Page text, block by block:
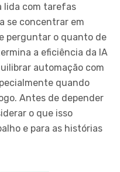
lida com tarefas
se concentrar em
perguntar o quanto de
a eficiência da IA
automação com
quando
Antes de depender
o que isso
e para as histórias